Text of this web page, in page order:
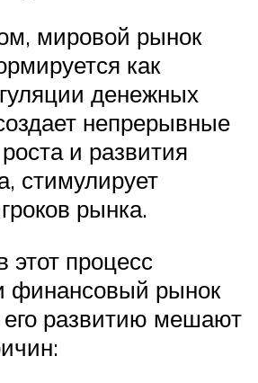
мировой рынок
как
денежных
непрерывные
и развития
стимулирует
рынка.
этот процесс
финансовый рынок
его развитию мешают